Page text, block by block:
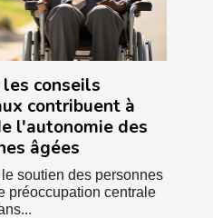
conseils
contribuent à
l'autonomie des
âgées
soutien des personnes
préoccupation centrale